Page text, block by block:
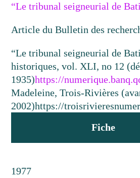
“Le tribunal seigneurial de
Article du Bulletin des
“Le tribunal seigneurial de
historiques, vol. XLI, no 12
1935)https://
Madeleine, Trois-Rivières
2002)https://
Fiche
1977